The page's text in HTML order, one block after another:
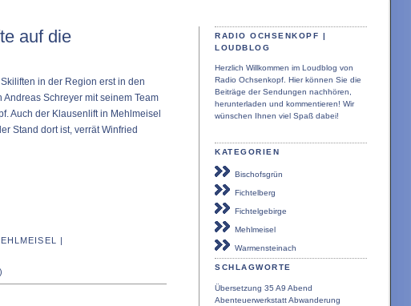
RADIO OCHSENKOPF |
LOUDBLOG
Herzlich Willkommen im Loudblog von
Radio Ochsenkopf. Hier können Sie die
Beiträge der Sendungen nachhören,
herunterladen und kommentieren! Wir
wünschen Ihnen viel Spaß dabei!
KATEGORIEN
Bischofsgrün
Fichtelberg
Fichtelgebirge
Mehlmeisel
Warmensteinach
SCHLAGWORTE
Übersetzung 35 A9 Abend
AbenteuerwerkstattAbwanderung
auf die
in der Region erst in den
Schreyer mit seinem Team
Auch der Klausenlift in Mehlmeisel
Stand dort ist, verrät Winfried